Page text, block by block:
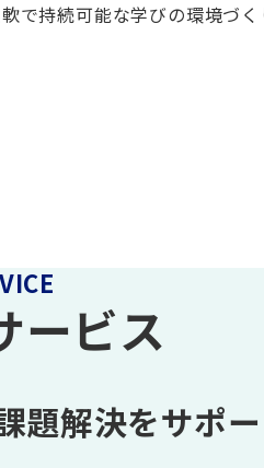
で持続可能な学びの環境づく
ービス
題解決をサポ